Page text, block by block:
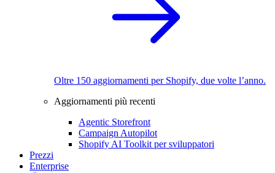
Oltre 150 aggiornamenti per Shopify, due volte l’anno.
Aggiornamenti più recenti
Agentic Storefront
Campaign Autopilot
Shopify AI Toolkit per sviluppatori
Prezzi
Enterprise